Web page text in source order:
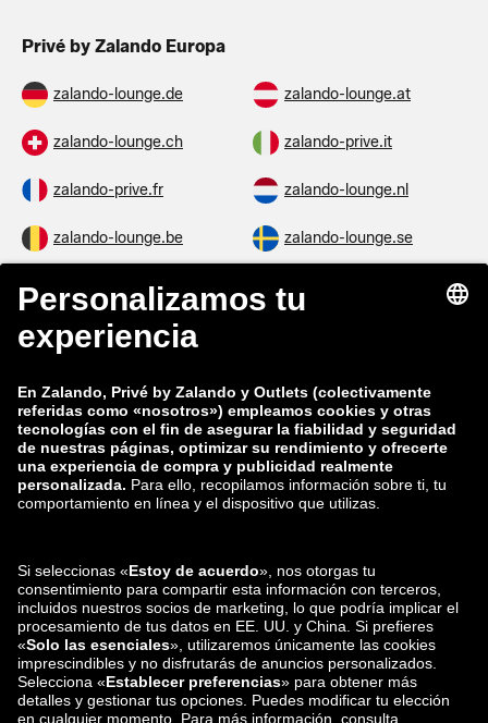
Privé by Zalando Europa
zalando-lounge.de zalando-lounge.at
zalando-lounge.ch zalando-prive.it
zalando-prive.fr zalando-lounge.nl
zalando-lounge.be zalando-lounge.se
zalando-lounge.fi
zalando-lounge.co.uk
zalando-prive.es
zalando-lounge.lt zalando-lounge.sk
zalando-lounge.ro zalando-lounge.hr
zalando-lounge.lu zalando-lounge.ee
zalando-lounge.lv zalando-lounge.no
También nos